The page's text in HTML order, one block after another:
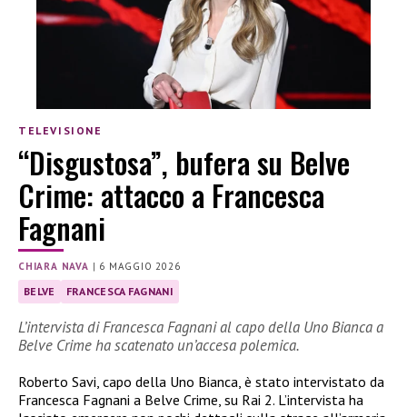
TELEVISIONE
“Disgustosa”, bufera su Belve
Crime: attacco a Francesca
Fagnani
CHIARA NAVA | 6 MAGGIO 2026
BELVE FRANCESCA FAGNANI
L’intervista di Francesca Fagnani al capo della Uno Bianca a
Belve Crime ha scatenato un’accesa polemica.
Roberto Savi, capo della Uno Bianca, è stato intervistato da
Francesca Fagnani a Belve Crime, su Rai 2. L’intervista ha